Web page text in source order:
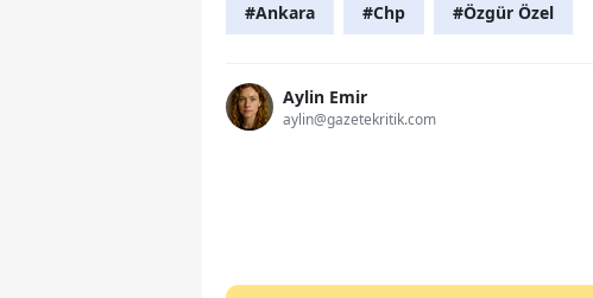
#Ankara #Chp #Özgür Özel
Aylin Emir
aylin@gazetekritik.com